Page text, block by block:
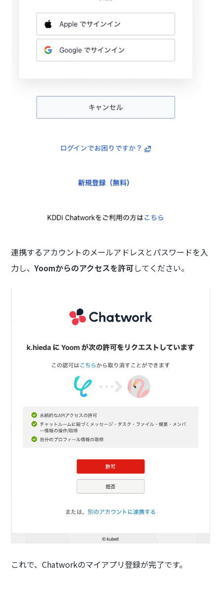
連携するアカウントのメールアドレスとパスワードを入
力し、Yoomからのアクセスを許可してください。
これで、Chatworkのマイアプリ登録が完了です。